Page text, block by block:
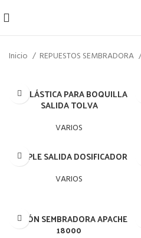
Inicio REPUESTOS SEMBRADORA
«Y» PLÁSTICA PARA BOQUILLA
SALIDA TOLVA
VARIOS
ACOPLE SALIDA DOSIFICADOR
VARIOS
CICLÓN SEMBRADORA APACHE
18000